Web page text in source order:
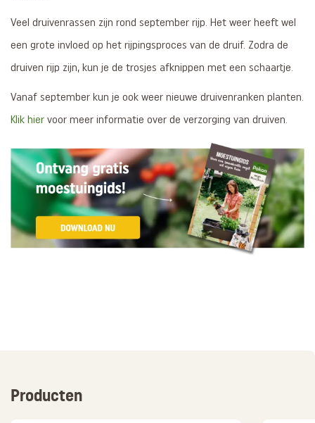
Veel druivenrassen zijn rond september rijp. Het weer heeft wel
een grote invloed op het rijpingsproces van de druif. Zodra de
druiven rijp zijn, kun je de trosjes afknippen met een schaartje.
Vanaf september kun je ook weer nieuwe druivenranken planten.
Klik hier voor meer informatie over de verzorging van druiven.
Producten